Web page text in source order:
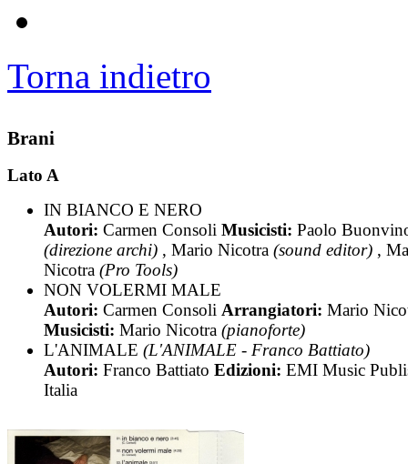
Torna indietro
Brani
Lato A
IN BIANCO E NERO
Autori: Carmen Consoli Musicisti: Paolo
(direzione archi) , Mario Nicotra (sound editor) ,
Nicotra (Pro Tools)
NON VOLERMI MALE
Autori: Carmen Consoli Arrangiatori: Mario
Musicisti: Mario Nicotra (pianoforte)
L'ANIMALE (L'ANIMALE - Franco Battiato)
Autori: Franco Battiato Edizioni: EMI Music
Italia